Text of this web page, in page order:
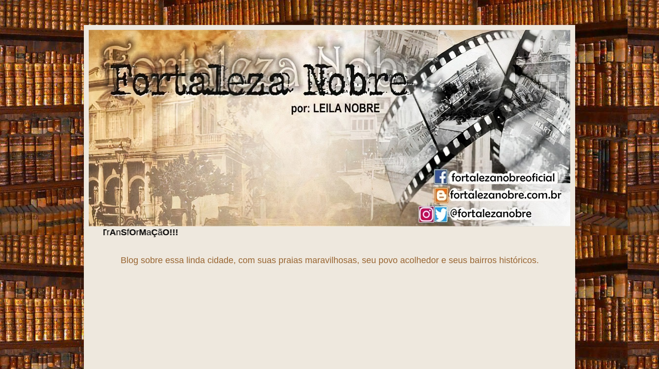
Fortaleza, uma cidade
Blog sobre essa linda cidade, com suas praias maravilhosas, seu povo acolhedor e seus bairros históricos.